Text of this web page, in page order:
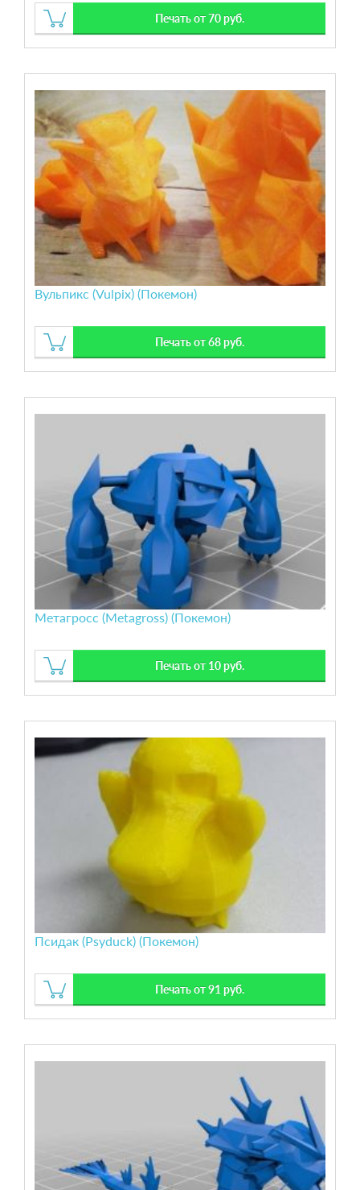
Печать от 70 руб.
Вульпикс (Vulpix) (Покемон)
Печать от 68 руб.
Метагросс (Metagross) (Покемон)
Печать от 10 руб.
Псидак (Psyduck) (Покемон)
Печать от 91 руб.